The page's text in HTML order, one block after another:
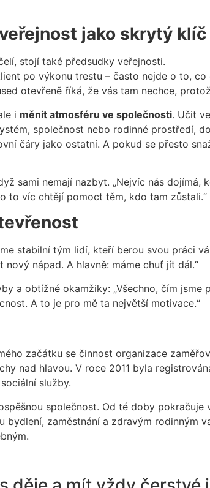
jako skrytý klíč
stojí také předsudky veřejnosti.
po výkonu trestu – často nejde o to,
otevřeně říká, že vás tam nechce,
i měnit atmosféru ve společnosti. Učit
společnost nebo rodinné prostředí,
čáry jako ostatní. A pokud se přesto
sami nemají nazbyt. „Nejvíc nás
to víc chtějí pomoct těm, kdo tam zůstali.“
stabilní tým lidí, kteří berou svou práci
nápad. A hlavně: máme chuť jít dál.“
a obtížné okamžiky: „Všechno, čím jsme
A to je pro mě ta největší motivace.“
začátku se činnost organizace
nad hlavou. V roce 2011 byla
služby.
společnost. Od té doby
zaměstnání a zdravým rodinným